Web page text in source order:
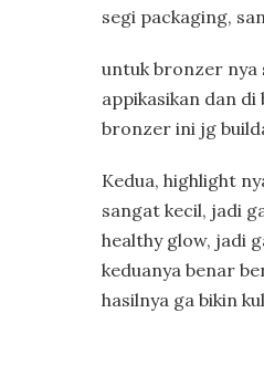
segi packaging,
untuk bronzer nya
appikasikan dan
bronzer ini jg
Kedua, highlight
sangat kecil, jadi
healthy glow, jadi
keduanya benar
hasilnya ga bikin